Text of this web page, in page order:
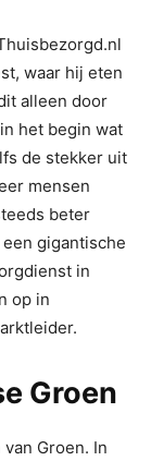
waar hij eten
alleen door
het begin wat
de stekker uit
mensen
beter
gigantische
in
op in
Groen
Groen. In